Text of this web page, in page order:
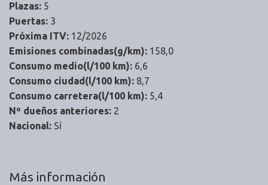
Plazas: 5
Puertas: 3
Próxima ITV: 12/2026
Emisiones combinadas(g/km): 158,0
Consumo medio(l/100 km): 6,6
Consumo ciudad(l/100 km): 8,7
Consumo carretera(l/100 km): 5,4
Nº dueños anteriores: 2
Nacional: Sí
Más información